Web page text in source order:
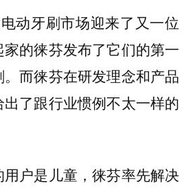
动牙刷市场迎来了又一位
的徕芬发布了它们的第一
而徕芬在研发理念和产品
了跟行业惯例不太一样的
用户是儿童，徕芬率先解决